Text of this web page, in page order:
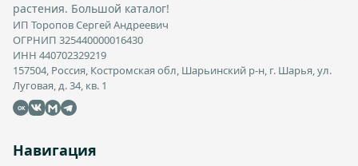
растения. Большой каталог!
ИП Торопов Сергей Андреевич
ОГРНИП 325440000016430
ИНН 440702329219
157504, Россия, Костромская обл, Шарьинский р-н, г. Шарья, ул.
Луговая, д. 34, кв. 1
OK
Навигация